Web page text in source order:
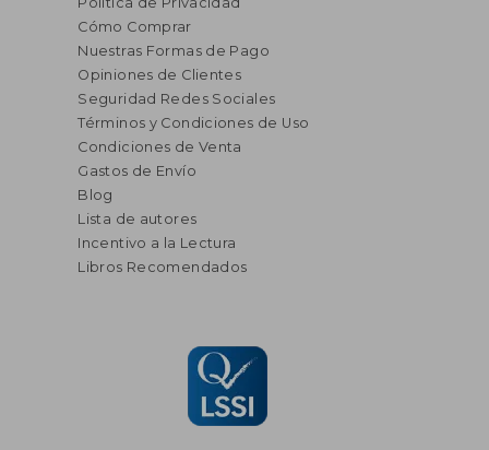
Cómo Comprar
Nuestras Formas de Pago
Opiniones de Clientes
Seguridad Redes Sociales
Términos y Condiciones de Uso
Condiciones de Venta
Gastos de Envío
Blog
Lista de autores
Incentivo a la Lectura
Libros Recomendados